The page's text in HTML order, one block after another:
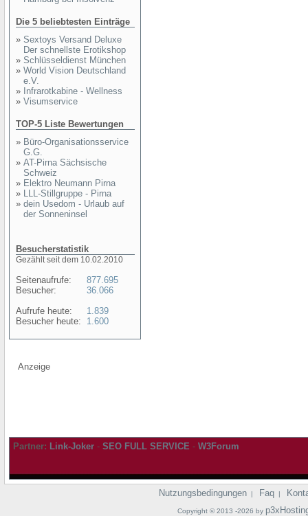
Die 5 beliebtesten Einträge
» Sextoys Versand Deluxe
Der schnellste Erotikshop
» Schlüsseldienst München
» World Vision Deutschland
e.V.
» Infrarotkabine - Wellness
» Visumservice
TOP-5 Liste Bewertungen
» Büro-Organisationsservice
G.G.
» AT-Pirna Sächsische
Schweiz
» Elektro Neumann Pirna
» LLL-Stillgruppe - Pirna
» dein Usedom - Urlaub auf
der Sonneninsel
Besucherstatistik
Gezählt seit dem 10.02.2010
Seitenaufrufe:
Besucher:
Aufrufe heute:
Besucher heute:
877.695
36.066
1.839
1.600
Anzeige
Partner: Link-Joker - SEO FULL SERVICE - W3Forum
Nutzungsbedingungen | Faq |
Copyright © 2013 -2026 by